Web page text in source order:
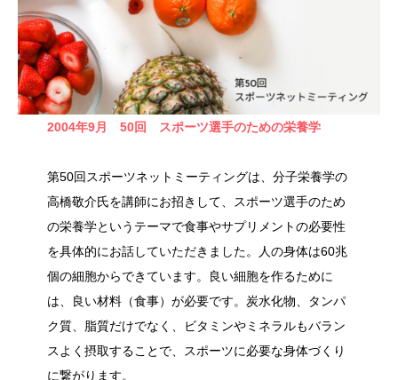
2004年9月 50回 スポーツ選手のための栄養学
第50回スポーツネットミーティングは、分子栄養学の
高橋敬介氏を講師にお招きして、スポーツ選手のため
の栄養学というテーマで食事やサプリメントの必要性
を具体的にお話していただきました。人の身体は60兆
個の細胞からできています。良い細胞を作るために
は、良い材料（食事）が必要です。炭水化物、タンパ
ク質、脂質だけでなく、ビタミンやミネラルもバラン
スよく摂取することで、スポーツに必要な身体づくり
に繋がります。